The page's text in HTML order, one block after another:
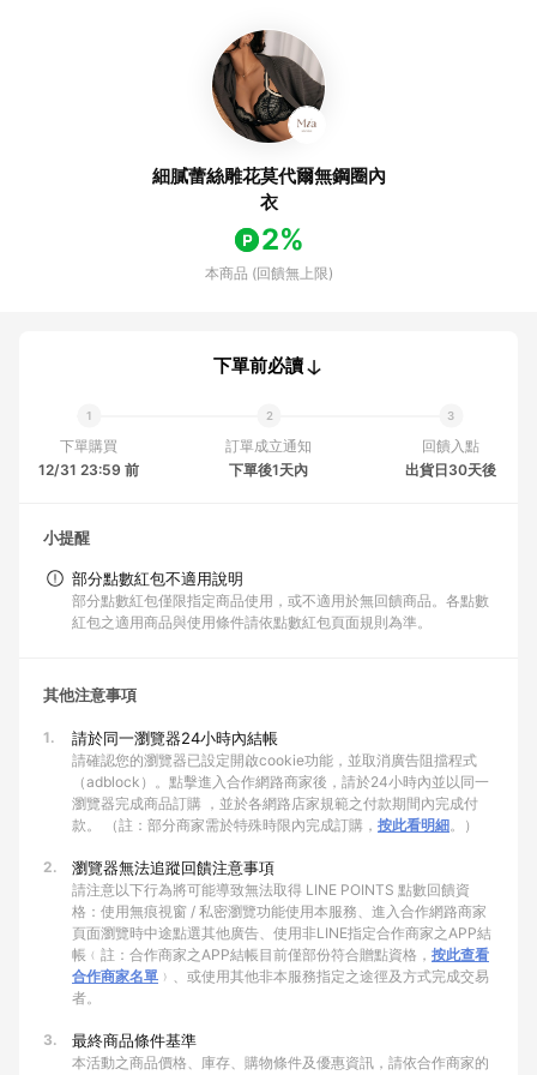
細膩蕾絲雕花莫代爾無鋼圈內
衣
2%
本商品 (回饋無上限)
下單前必讀
下單購買
12/31 23:59 前
訂單成立通知
下單後1天內
回饋入點
出貨日30天後
小提醒
部分點數紅包不適用說明
部分點數紅包僅限指定商品使用，或不適用於無回饋商品。各點數
紅包之適用商品與使用條件請依點數紅包頁面規則為準。
其他注意事項
1. 請於同一瀏覽器24小時內結帳
請確認您的瀏覽器已設定開啟cookie功能，並取消廣告阻擋程式
（adblock）。點擊進入合作網路商家後，請於24小時內並以同一
瀏覽器完成商品訂購 ，並於各網路店家規範之付款期間內完成付
款。 （註：部分商家需於特殊時限內完成訂購， 按此看明細。）
2. 瀏覽器無法追蹤回饋注意事項
請注意以下行為將可能導致無法取得 LINE POINTS 點數回饋資
格：使用無痕視窗 / 私密瀏覽功能使用本服務、進入合作網路商家
頁面瀏覽時中途點選其他廣告、使用非LINE指定合作商家之APP結
帳﹙註：合作商家之APP結帳目前僅部份符合贈點資格， 按此查看
合作商家名單 ﹚、或使用其他非本服務指定之途徑及方式完成交易
者。
3. 最終商品條件基準
本活動之商品價格、庫存、購物條件及優惠資訊，請依合作商家的